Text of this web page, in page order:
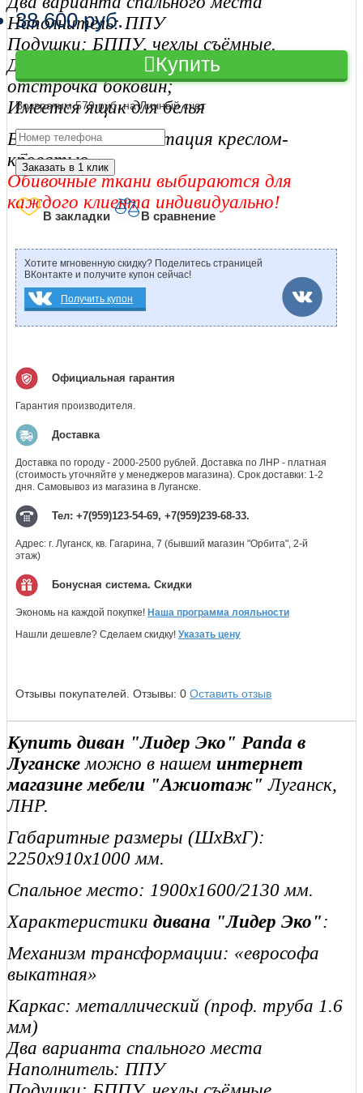
Наполнитель: ППУ
Подушки: БППУ, чехлы съёмные.
Декор: деревянная ручка, двойная
отстрочка боковин;
Имеется ящик для белья
Возможна комплектация креслом-
кроватью
Обивочные ткани выбираются для
каждого клиента индивидуально!
38 600 руб.
Купить
Возвратим 579 руб. на Личный счет
→
Заказать в 1 клик
В закладки В сравнение
Хотите мгновенную скидку? Поделитесь страницей
ВКонтакте и получите купон сейчас!
Получить купон
Официальная гарантия
Гарантия производителя.
Доставка
Доставка по городу - 2000-2500 рублей. Доставка по ЛНР - платная
(стоимость уточняйте у менеджеров магазина). Срок доставки: 1-2
дня. Самовывоз из магазина в Луганске.
Тел: +7(959)123-54-69, +7(959)239-68-33.
Адрес: г. Луганск, кв. Гагарина, 7 (бывший магазин "Орбита", 2-й
этаж)
Бонусная система. Скидки
Экономь на каждой покупке! Наша программа лояльности
Нашли дешевле? Сделаем скидку! Указать цену
Отзывы покупателей. Отзывы: 0 Оставить отзыв
Купить диван "Лидер Эко" Panda в
Луганске можно в нашем интернет
магазине мебели "Ажиотаж" Луганск,
ЛНР.
Габаритные размеры (ШхВхГ):
2250х910х1000 мм.
Спальное место: 1900х1600/2130 мм.
Характеристики дивана "Лидер Эко":
Механизм трансформации: «еврософа
выкатная»
Каркас: металлический (проф. труба 1.6
мм)
Два варианта спального места
Наполнитель: ППУ